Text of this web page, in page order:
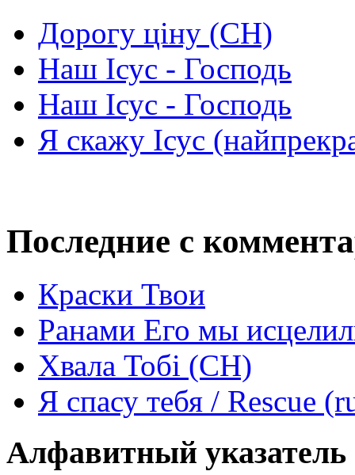
Дорогу ціну (СН)
Наш Ісус - Господь
Наш Ісус - Господь
Я скажу Ісус
Последние с
Краски Твои
Ранами Его мы
Хвала Тобі (СН)
Я спасу тебя / Rescue
Алфавитный указатель